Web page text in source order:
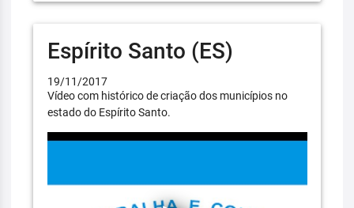
Espírito Santo (ES)
19/11/2017
Vídeo com histórico de criação dos municípios no
estado do Espírito Santo.